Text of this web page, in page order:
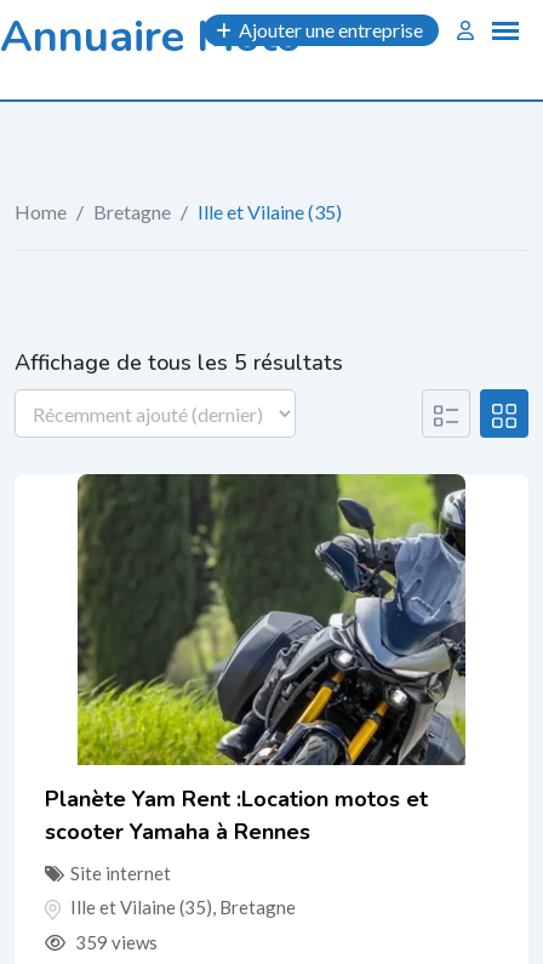
to
Annuaire MotoAjouter une entreprise
Home / Bretagne / Ille et Vilaine (35)
Affichage de tous les 5 résultats
Planète Yam Rent :Location motos et
scooter Yamaha à Rennes
Site internet
Ille et Vilaine (35), Bretagne
359 views